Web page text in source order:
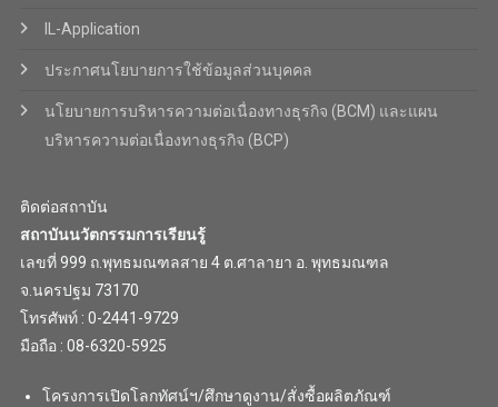
IL-Application
ประกาศนโยบายการใช้ข้อมูลส่วนบุคคล
นโยบายการบริหารความต่อเนื่องทางธุรกิจ (BCM) และแผน
บริหารความต่อเนื่องทางธุรกิจ (BCP)
ติดต่อสถาบัน
สถาบันนวัตกรรมการเรียนรู้
เลขที่ 999 ถ.พุทธมณฑลสาย 4 ต.ศาลายา อ. พุทธมณฑล
จ.นครปฐม 73170
โทรศัพท์ : 0-2441-9729
มือถือ : 08-6320-5925
โครงการเปิดโลกทัศน์ฯ/ศึกษาดูงาน/สั่งซื้อผลิตภัณฑ์